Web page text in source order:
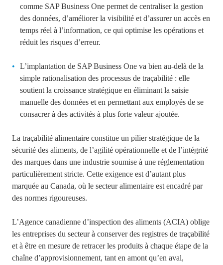
comme SAP Business One permet de centraliser la gestion
des données, d’améliorer la visibilité et d’assurer un accès en
temps réel à l’information, ce qui optimise les opérations et
réduit les risques d’erreur.
L’implantation de SAP Business One va bien au-delà de la
simple rationalisation des processus de traçabilité : elle
soutient la croissance stratégique en éliminant la saisie
manuelle des données et en permettant aux employés de se
consacrer à des activités à plus forte valeur ajoutée.
La traçabilité alimentaire constitue un pilier stratégique de la
sécurité des aliments, de l’agilité opérationnelle et de l’intégrité
des marques dans une industrie soumise à une réglementation
particulièrement stricte. Cette exigence est d’autant plus
marquée au Canada, où le secteur alimentaire est encadré par
des normes rigoureuses.
L’Agence canadienne d’inspection des aliments (ACIA) oblige
les entreprises du secteur à conserver des registres de traçabilité
et à être en mesure de retracer les produits à chaque étape de la
chaîne d’approvisionnement, tant en amont qu’en aval,